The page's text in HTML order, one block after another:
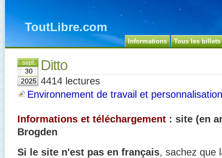
ToutLibre.com
Informations Tous les billets
sept.
30
2025
Ditto
4414 lectures
Environnement de travail et personnalisation
Informations et téléchargement : site (en
Brogden
Si le site n'est pas en français, sachez que